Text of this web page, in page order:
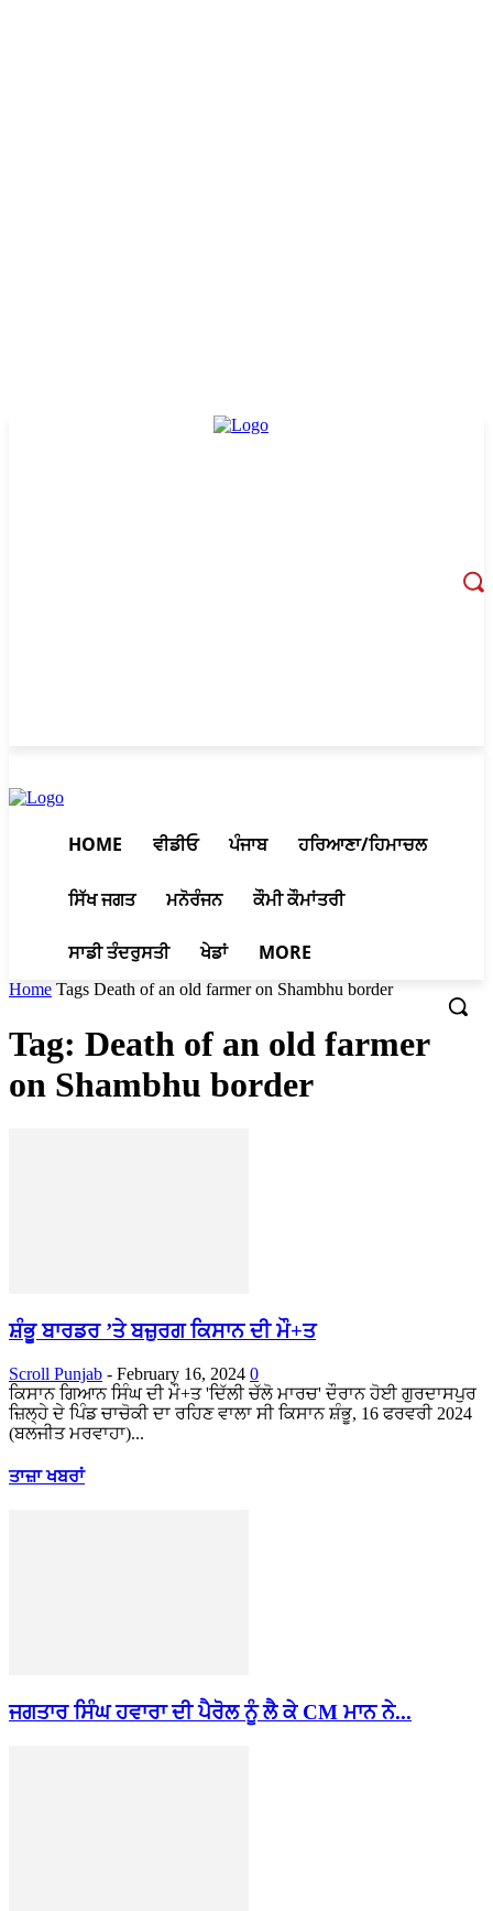
HOME ਵੀਡੀਓ ਪੰਜਾਬ ਹਰਿਆਣਾ/ਹਿਮਾਚਲ
ਸਿੱਖ ਜਗਤ ਮਨੋਰੰਜਨ ਕੌਮੀ ਕੌਮਾਂਤਰੀ
ਸਾਡੀ ਤੰਦਰੁਸਤੀ ਖੇਡਾਂ MORE
Home Tags Death of an old farmer on Shambhu border
Tag: Death of an old farmer
on Shambhu border
ਸ਼ੰਭੂ ਬਾਰਡਰ ’ਤੇ ਬਜ਼ੁਰਗ ਕਿਸਾਨ ਦੀ ਮੌ+ਤ
Scroll Punjab - February 16, 2024 0
ਕਿਸਾਨ ਗਿਆਨ ਸਿੰਘ ਦੀ ਮੌ+ਤ 'ਦਿੱਲੀ ਚੱਲੋ ਮਾਰਚ' ਦੌਰਾਨ ਹੋਈ ਗੁਰਦਾਸਪੁਰ
ਜ਼ਿਲ੍ਹੇ ਦੇ ਪਿੰਡ ਚਾਚੋਕੀ ਦਾ ਰਹਿਣ ਵਾਲਾ ਸੀ ਕਿਸਾਨ ਸ਼ੰਭੂ, 16 ਫਰਵਰੀ 2024
(ਬਲਜੀਤ ਮਰਵਾਹਾ)...
ਤਾਜ਼ਾ ਖਬਰਾਂ
ਜਗਤਾਰ ਸਿੰਘ ਹਵਾਰਾ ਦੀ ਪੈਰੋਲ ਨੂੰ ਲੈ ਕੇ CM ਮਾਨ ਨੇ...